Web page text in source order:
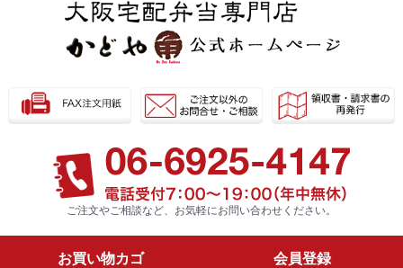
ご注文やご相談など、お気軽にお問い合わせください。
お買い物カゴ 会員登録